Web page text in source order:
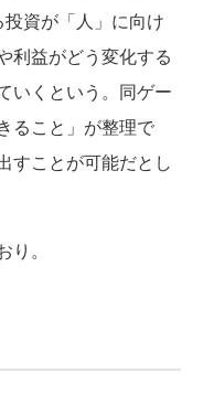
投資が「人」に向け
利益がどう変化する
いくという。同ゲー
ること」が整理で
すことが可能だとし
。